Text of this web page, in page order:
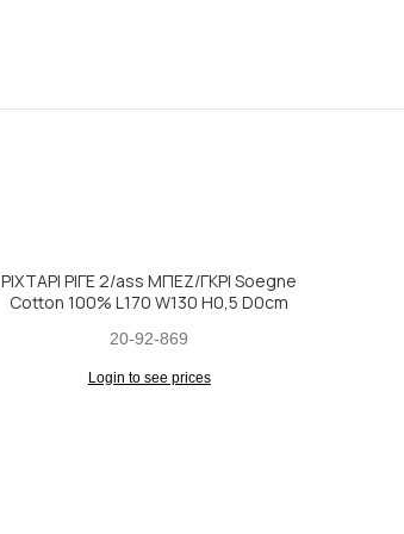
ΡΙΧΤΑΡΙ ΡΙΓΕ 2/ass ΜΠΕΖ/ΓΚΡΙ Soegne
Cotton 100% L170 W130 H0,5 D0cm
20-92-869
Login to see prices